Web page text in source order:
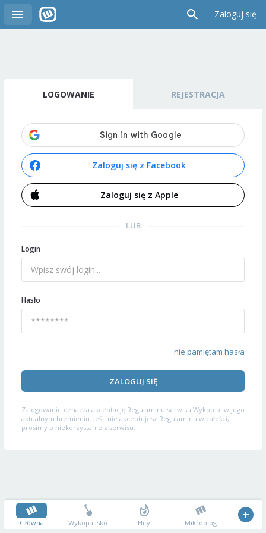
Zaloguj się
LOGOWANIE REJESTRACJA
Zaloguj się z Facebook
Zaloguj się z Apple
LUB
Login
Hasło
nie pamiętam hasła
ZALOGUJ SIĘ
Zalogowanie oznacza akceptację Regulaminu serwisu Wykop.pl w jego
aktualnym brzmieniu. Jeśli nie akceptujesz Regulaminu w całości,
prosimy o niekorzystanie z serwisu.
Główna Wykopalisko Hity Mikroblog